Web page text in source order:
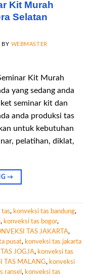
Kit Murah
Selatan
BY WEBMASTER
Kit Murah
yang sedang anda
seminar kit dan
anda produksi tas
untuk kebutuhan
pelatihan, diklat,
→
tas, konveksi tas bandung,
, konveksi tas bogor,
TAS JAKARTA,
pusat, konveksi tas jakarta
JOGJA, konveksi tas
TAS MALANG, konveksi
ransel , konveksi tas